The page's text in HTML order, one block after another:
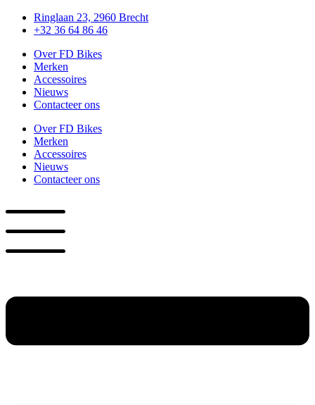
naar
inhoud
Ringlaan 23, 2960 Brecht
+32 36 64 86 46
Over FD Bikes
Merken
Accessoires
Nieuws
Contacteer ons
Over FD Bikes
Merken
Accessoires
Nieuws
Contacteer ons